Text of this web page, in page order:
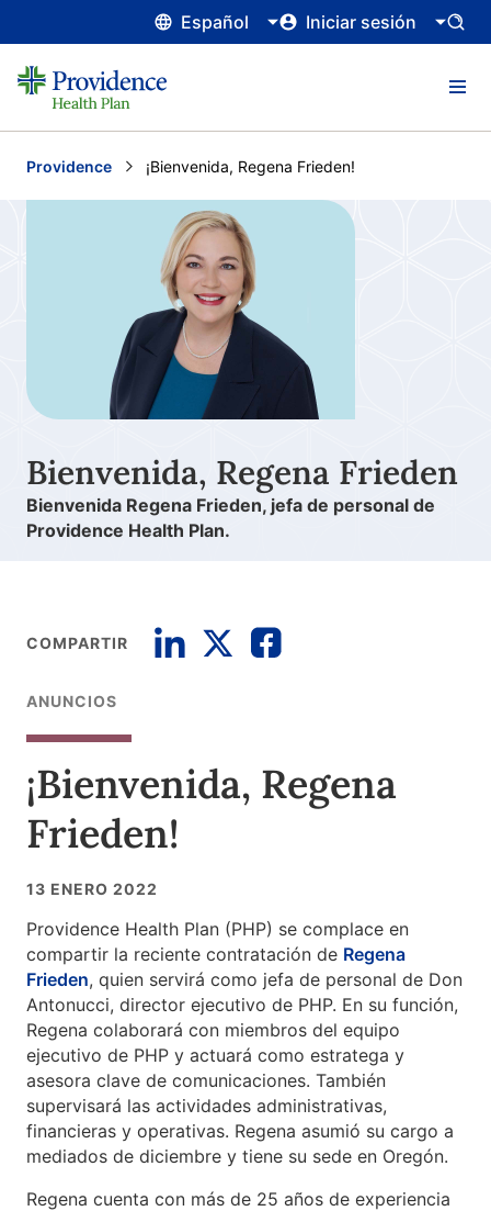
Español Iniciar sesión
Providence Current:
¡Bienvenida, Regena Frieden!
Bienvenida, Regena Frieden
Bienvenida Regena Frieden, jefa de personal de
Providence Health Plan.
COMPARTIR
ANUNCIOS
¡Bienvenida, Regena
Frieden!
13 ENERO 2022
Providence Health Plan (PHP) se complace en
compartir la reciente contratación de Regena
Frieden, quien servirá como jefa de personal de Don
Antonucci, director ejecutivo de PHP. En su función,
Regena colaborará con miembros del equipo
ejecutivo de PHP y actuará como estratega y
asesora clave de comunicaciones. También
supervisará las actividades administrativas,
financieras y operativas. Regena asumió su cargo a
mediados de diciembre y tiene su sede en Oregón.
Regena cuenta con más de 25 años de experiencia